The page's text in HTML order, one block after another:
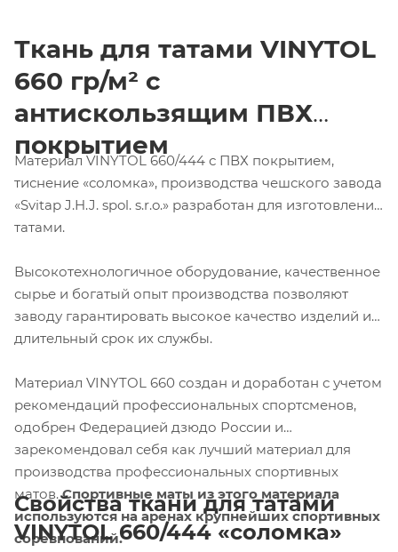
Ткань для татами VINYTOL
660 гр/м² с
антискользящим ПВХ
покрытием
Материал VINYTOL 660/444 с ПВХ покрытием,
тиснение «соломка», производства чешского завода
«Svitap J.H.J. spol. s.r.o.» разработан для изготовления
татами.
Высокотехнологичное оборудование, качественное
сырье и богатый опыт производства позволяют
заводу гарантировать высокое качество изделий и
длительный срок их службы.
Материал VINYTOL 660 создан и доработан с учетом
рекомендаций профессиональных спортсменов,
одобрен Федерацией дзюдо России и
зарекомендовал себя как лучший материал для
производства профессиональных спортивных
матов.Спортивные маты из этого материала
используются на аренах крупнейших спортивных
соревнований.
Свойства ткани для татами
VINYTOL660/444 «соломка»